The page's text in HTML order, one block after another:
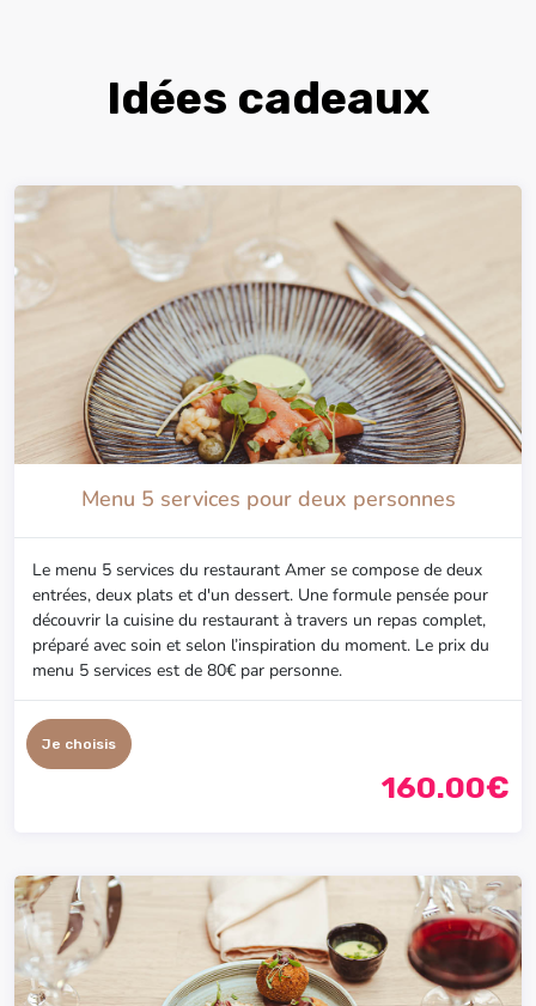
Idées cadeaux
Menu 5 services pour deux personnes
Le menu 5 services du restaurant Amer se compose de deux
entrées, deux plats et d'un dessert. Une formule pensée pour
découvrir la cuisine du restaurant à travers un repas complet,
préparé avec soin et selon l’inspiration du moment. Le prix du
menu 5 services est de 80€ par personne.
Je choisis
160.00€